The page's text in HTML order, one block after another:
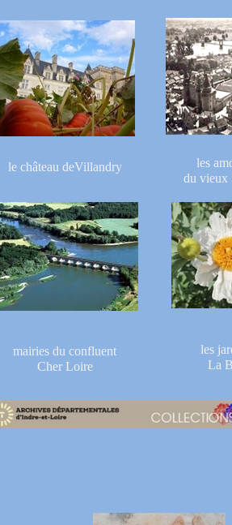
les
du vieux
le château deVillandry
les
La
mairies du confluent
Cher Loire